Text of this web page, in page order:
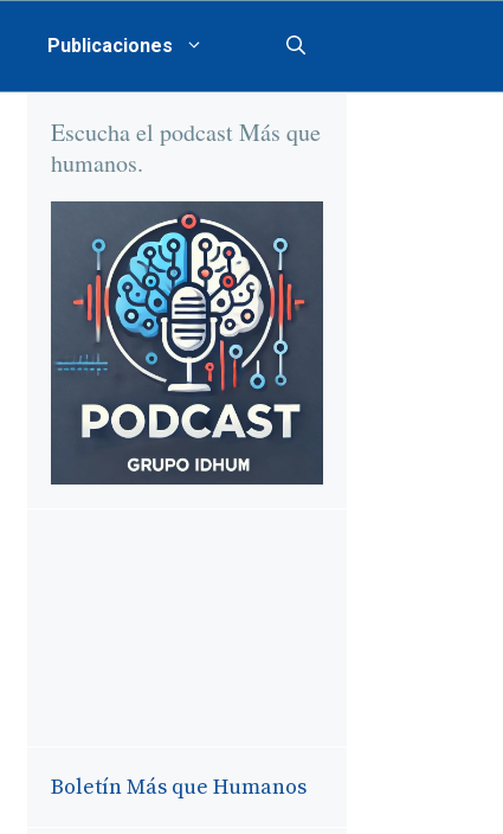
Publicaciones
Escucha el podcast Más que
humanos.
Boletín Más que Humanos